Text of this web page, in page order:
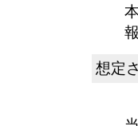
想定